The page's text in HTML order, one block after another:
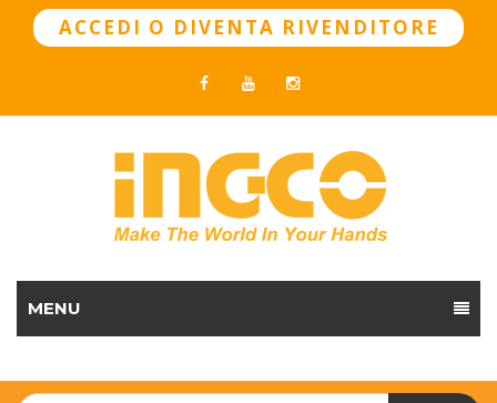
ACCEDI O DIVENTA RIVENDITORE
MENU